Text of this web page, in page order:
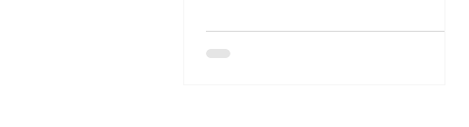
we o.a. gezamenlijk de Hanuman